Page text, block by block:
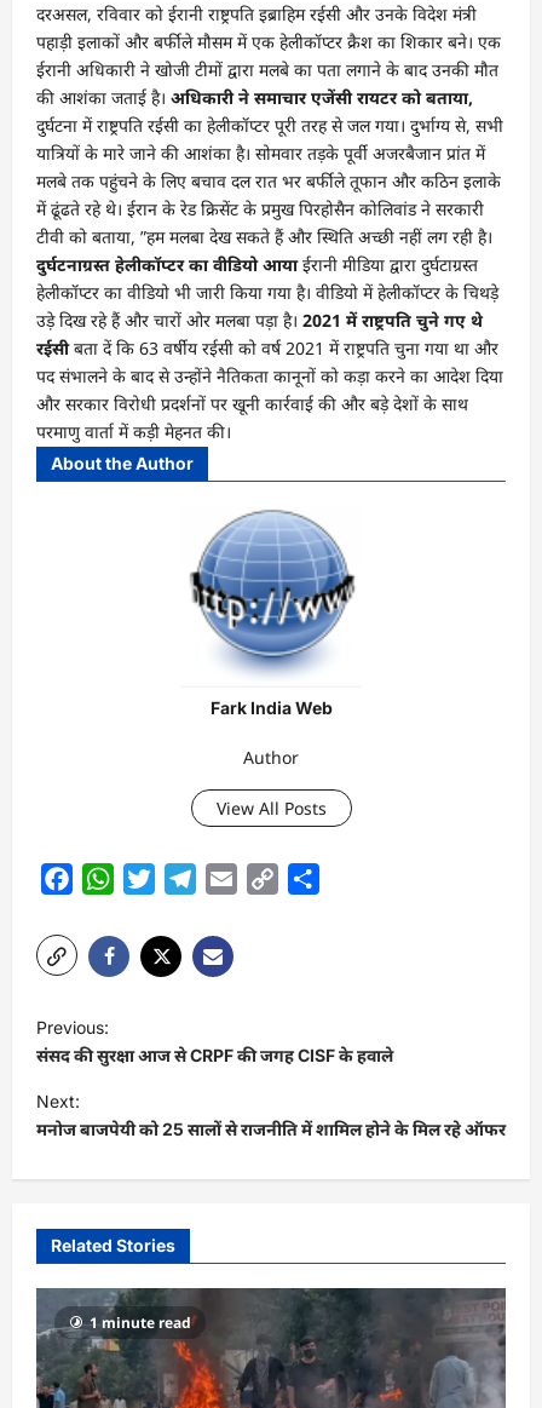
दरअसल, रविवार को ईरानी राष्ट्रपति इब्राहिम रईसी और उनके विदेश मंत्री
पहाड़ी इलाकों और बर्फीले मौसम में एक हेलीकॉप्टर क्रैश का शिकार बने। एक
ईरानी अधिकारी ने खोजी टीमों द्वारा मलबे का पता लगाने के बाद उनकी मौत
की आशंका जताई है। अधिकारी ने समाचार एजेंसी रायटर को बताया,
दुर्घटना में राष्ट्रपति रईसी का हेलीकॉप्टर पूरी तरह से जल गया। दुर्भाग्य से, सभी
यात्रियों के मारे जाने की आशंका है। सोमवार तड़के पूर्वी अजरबैजान प्रांत में
मलबे तक पहुंचने के लिए बचाव दल रात भर बर्फीले तूफान और कठिन इलाके
में ढूंढते रहे थे। ईरान के रेड क्रिसेंट के प्रमुख पिरहोसैन कोलिवांड ने सरकारी
टीवी को बताया, ”हम मलबा देख सकते हैं और स्थिति अच्छी नहीं लग रही है।
दुर्घटनाग्रस्त हेलीकॉप्टर का वीडियो आयाईरानी मीडिया द्वारा दुर्घटाग्रस्त
हेलीकॉप्टर का वीडियो भी जारी किया गया है। वीडियो में हेलीकॉप्टर के चिथड़े
उड़े दिख रहे हैं और चारों ओर मलबा पड़ा है। 2021 में राष्ट्रपति चुने गए थे
रईसीबता दें कि 63 वर्षीय रईसी को वर्ष 2021 में राष्ट्रपति चुना गया था और
पद संभालने के बाद से उन्होंने नैतिकता कानूनों को कड़ा करने का आदेश दिया
और सरकार विरोधी प्रदर्शनों पर खूनी कार्रवाई की और बड़े देशों के साथ
परमाणु वार्ता में कड़ी मेहनत की।
About the Author
Fark India Web
Author
View All Posts
FacebookWhatsAppTwitterTelegram
Email
Copy
o
s
t
v
a
t
Previous:
संसद की सुरक्षा आज से CRPF की जगह CISF के हवाले
Next:
मनोज बाजपेयी को 25 सालों से राजनीति में शामिल होने के मिल रहे ऑफर
Related Stories
1 minute read